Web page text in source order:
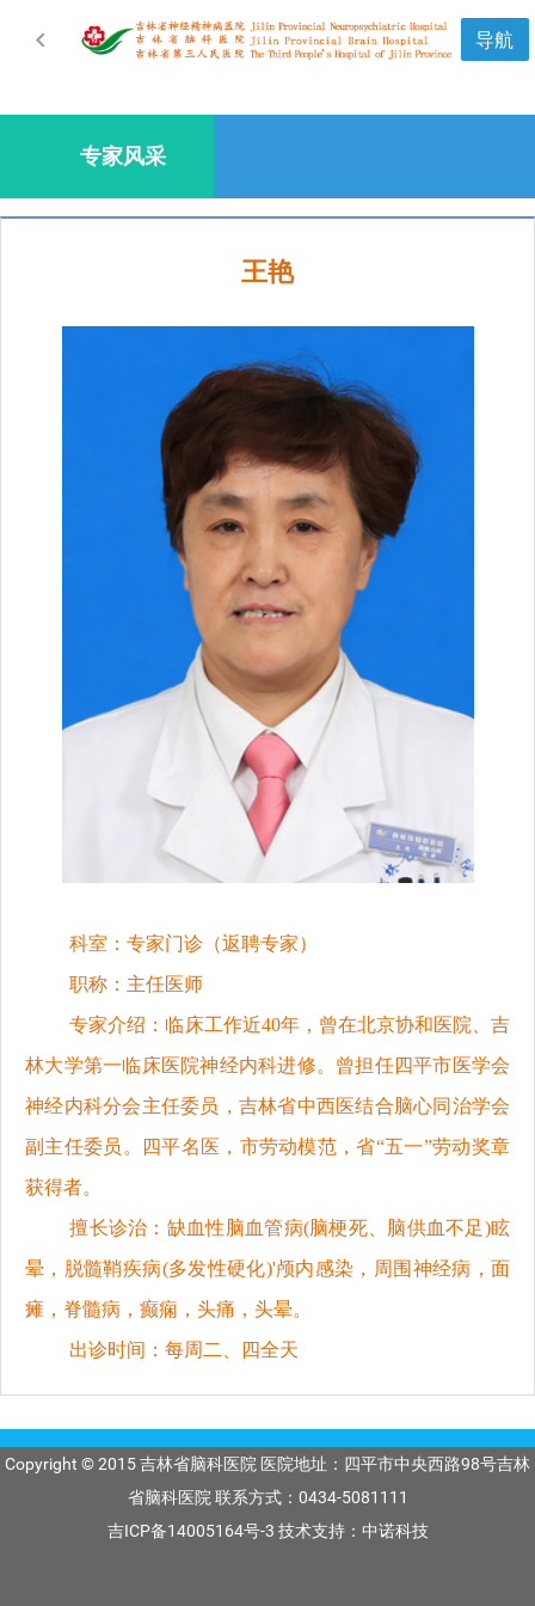
 导航
专家风采
王艳
科室：专家门诊（返聘专家）
职称：主任医师
专家介绍：临床工作近40年，曾在北京协和医院、吉
林大学第一临床医院神经内科进修。曾担任四平市医学会
神经内科分会主任委员，吉林省中西医结合脑心同治学会
副主任委员。四平名医，市劳动模范，省“五一”劳动奖章
获得者。
擅长诊治：缺血性脑血管病(脑梗死、脑供血不足)眩
晕，脱髓鞘疾病(多发性硬化)'颅内感染，周围神经病，面
瘫，脊髓病，癫痫，头痛，头晕。
出诊时间：每周二、四全天
Copyright © 2015 吉林省脑科医院 医院地址：四平市中央西路98号吉林
省脑科医院 联系方式：0434-5081111
吉ICP备14005164号-3 技术支持：中诺科技